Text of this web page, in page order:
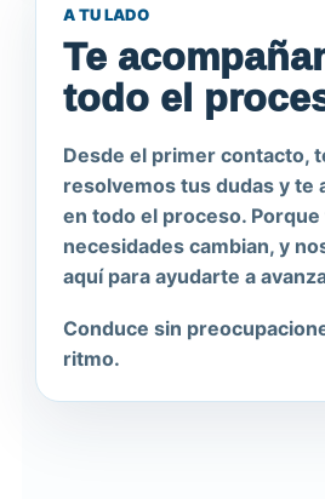
A TU LADO
Te
todo el
Desde el primer contacto,
resolvemos tus dudas y te
en todo el proceso.
necesidades cambian, y
aquí para ayudarte a
Conduce sin
ritmo.